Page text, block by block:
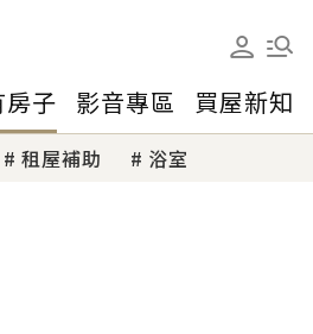
房子 影音專區 買屋新知
租屋補助 浴室